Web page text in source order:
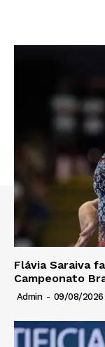
Flávia Saraiva
Campeonato
Admin - 09/08/2026